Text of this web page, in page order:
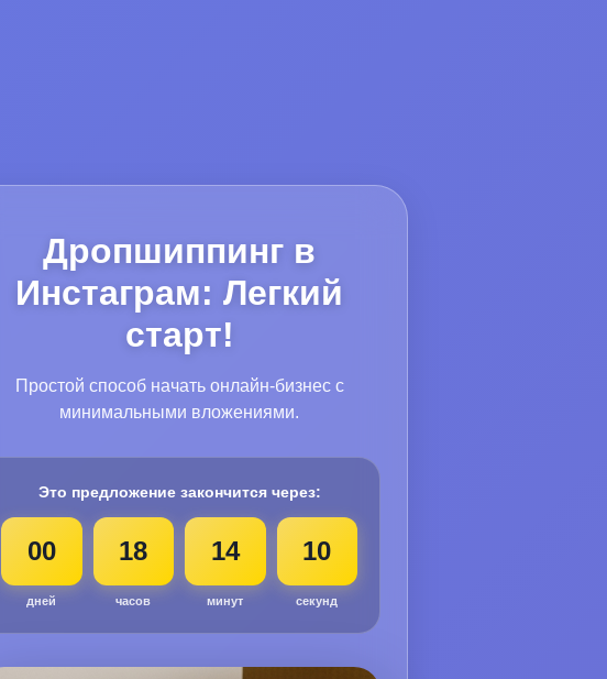
Дропшиппинг в
Инстаграм: Легкий
старт!
Простой способ начать онлайн-бизнес с
минимальными вложениями.
Это предложение закончится через:
00
дней
18
часов
14
минут
09
секунд